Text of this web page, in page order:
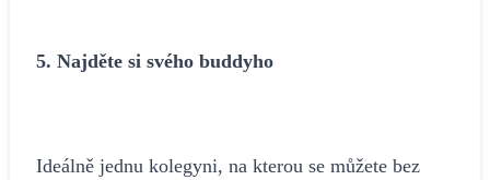
5. Najděte si svého buddyho
Ideálně jednu kolegyni, na kterou se můžete bez